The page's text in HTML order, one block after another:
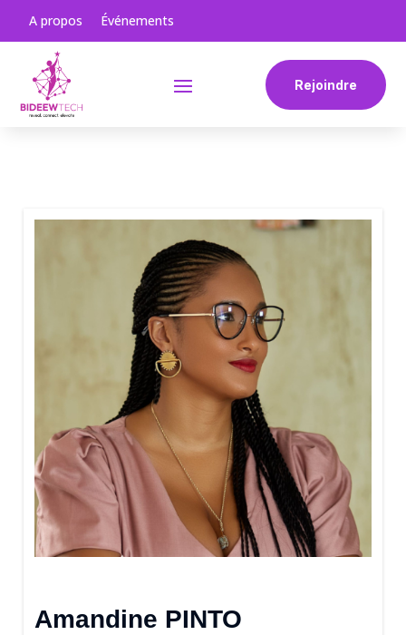
A propos Événements
Rejoindre
Amandine PINTO